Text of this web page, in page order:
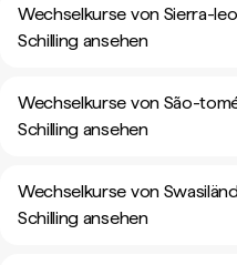
Wechselkurse von Sierra-
Schilling ansehen
Wechselkurse von São-
Schilling ansehen
Wechselkurse von
Schilling ansehen